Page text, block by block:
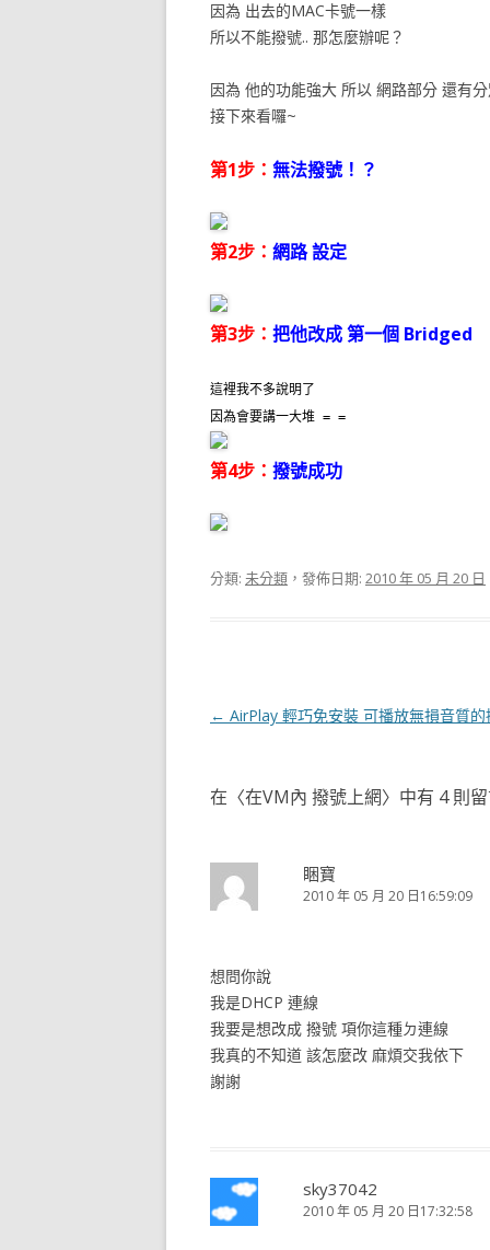
因為 出去的MAC卡號一樣
所以不能撥號.. 那怎麼辦呢？
因為 他的功能強大 所以 網路部分 還有
接下來看囉~
第1步： 無法撥號！？
第2步： 網路 設定
第3步： 把他改成 第一個 Bridged
這裡我不多說明了
因為會要講一大堆 = =
第4步： 撥號成功
分類: 未分類 ，發佈日期: 2010 年 05 月 20 日
文
覽
← AirPlay 輕巧免安裝 可播放無損音質的
在〈在VM內 撥號上網〉中有 4 則
睏寶
2010 年 05 月 20 日16:59:09
想問你說
我是DHCP 連線
我要是想改成 撥號 項你這種ㄉ連線
我真的不知道 該怎麼改 麻煩交我依下
謝謝
sky37042
2010 年 05 月 20 日17:32:58